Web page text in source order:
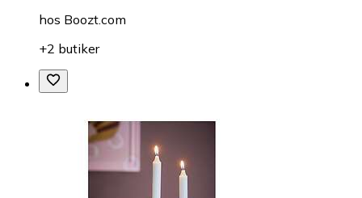
hos Boozt.com
+2 butiker